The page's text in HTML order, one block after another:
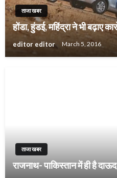
ताजा खबर
होंडा, हुंडई, महिंद्रा ने भी बढ़ाए
editor editor March 5, 2016
ताजा खबर
राजनाथ- पाकिस्तान में ही है